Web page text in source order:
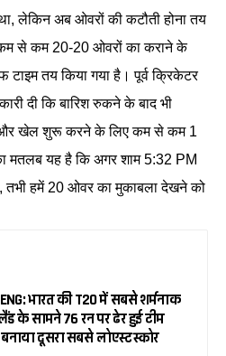
लेकिन अब ओवरों की कटौती होना तय
से कम 20-20 ओवरों का कराने के
तय किया गया है। पूर्व क्रिकेटर
दी कि बारिश रुकने के बाद भी
और खेल शुरू करने के लिए कम से कम 1
मतलब यह है कि अगर शाम 5:32 PM
तभी हमें 20 ओवर का मुकाबला देखने को
भारत की T20 में सबसे शर्मनाक
के सामने 76 रन पर ढेर हुई टीम
दूसरा सबसे लोएस्ट स्कोर